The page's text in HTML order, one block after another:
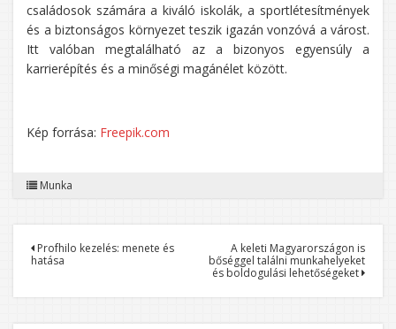
családosok számára a kiváló iskolák, a sportlétesítmények
és a biztonságos környezet teszik igazán vonzóvá a várost.
Itt valóban megtalálható az a bizonyos egyensúly a
karrierépítés és a minőségi magánélet között.
Kép forrása: Freepik.com
Munka
Bejegyzés
Profhilo kezelés: menete és
hatása
A keleti Magyarországon is
bőséggel találni munkahelyeket
és boldogulási lehetőségeket